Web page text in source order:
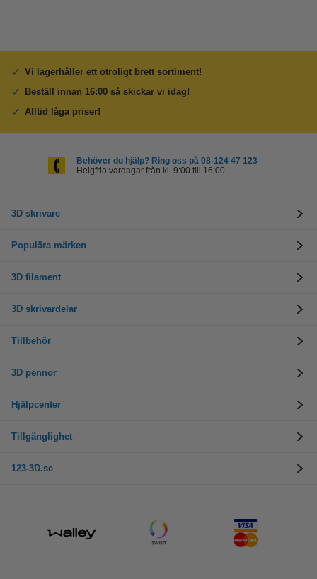
Vi lagerhåller ett otroligt brett sortiment!
Beställ innan 16:00 så skickar vi idag!
Alltid låga priser!
Behöver du hjälp? Ring oss på 08-124 47 123
Helgfria vardagar från kl. 9:00 till 16:00
3D skrivare
Populära märken
3D filament
3D skrivardelar
Tillbehör
3D pennor
Hjälpcenter
Tillgänglighet
123-3D.se